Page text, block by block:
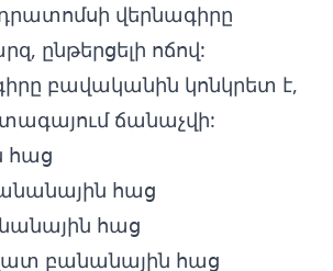
վերնագիրը
ընթերցելի ոճով:
բավականին կոնկրետ է,
ճանաչվի:
հաց
հաց
հաց
բանանային հաց